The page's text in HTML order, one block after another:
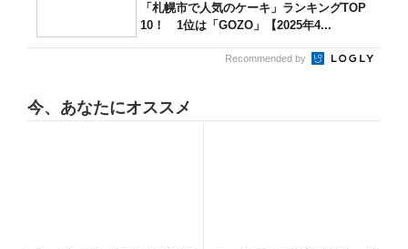
「札幌市で人気のケーキ」ランキングTOP
10！ 1位は「GOZO」【2025年4...
Recommended by
今、あなたにオススメ